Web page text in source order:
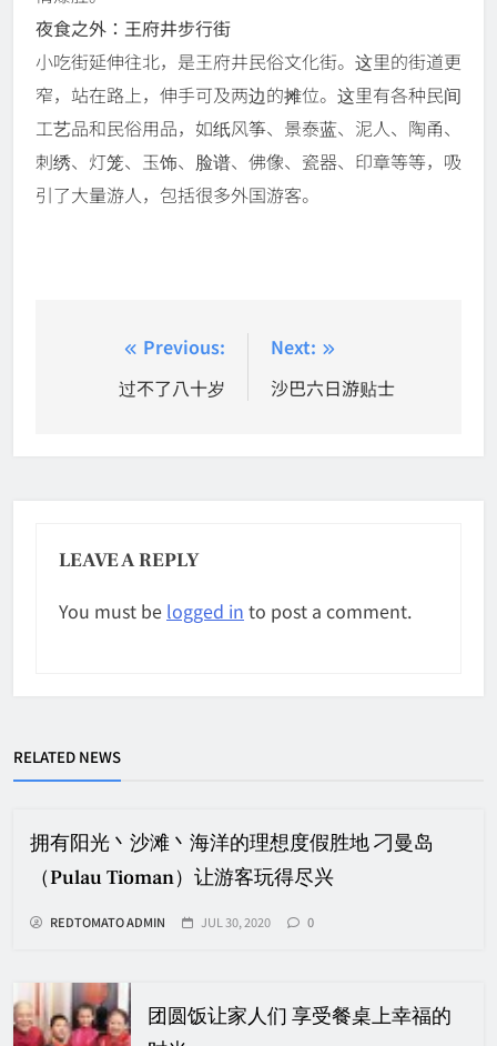
夜食之外：王府井步行街
小吃街延伸往北，是王府井民俗文化街。这里的街道更
窄，站在路上，伸手可及两边的摊位。这里有各种民间
工艺品和民俗用品，如纸风筝、景泰蓝、泥人、陶甬、
刺绣、灯笼、玉饰、脸谱、佛像、瓷器、印章等等，吸
引了大量游人，包括很多外国游客。
navigation
Previous:
过不了八十岁
Next:
沙巴六日游贴士
LEAVE A REPLY
You must be logged in to post a comment.
RELATED NEWS
拥有阳光丶沙滩丶海洋的理想度假胜地 刁曼岛
（Pulau Tioman）让游客玩得尽兴
REDTOMATO ADMIN JUL 30, 2020 0
团圆饭让家人们 享受餐桌上幸福的